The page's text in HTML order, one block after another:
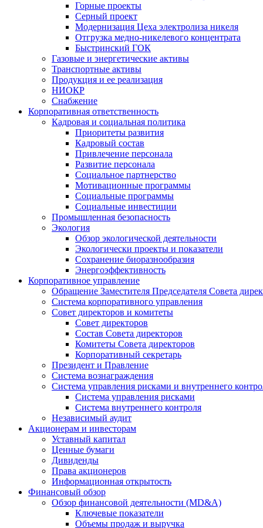
Горные проекты
Серный проект
Модернизация Цеха электролиза никеля
Отгрузка медно-никелевого концентрата
Быстринский ГОК
Газовые и энергетические активы
Транспортные активы
Продукция и ее реализация
НИОКР
Снабжение
Корпоративная ответственность
Кадровая и социальная политика
Приоритеты развития
Кадровый состав
Привлечение персонала
Развитие персонала
Социальное партнерство
Мотивационные программы
Социальные программы
Социальные инвестиции
Промышленная безопасность
Экология
Обзор экологической деятельности
Экологически проекты и показатели
Сохранение биоразнообразия
Энергоэффективность
Корпоративное управление
Обращение Заместителя Председателя Совета
Система корпоративного управления
Совет директоров и комитеты
Совет директоров
Состав Совета директоров
Комитеты Совета директоров
Корпоративный секретарь
Президент и Правление
Система вознаграждения
Система управления рисками и внутреннего
Система управления рисками
Система внутреннего контроля
Независимый аудит
Акционерам и инвесторам
Уставный капитал
Ценные бумаги
Дивиденды
Права акционеров
Информационная открытость
Финансовый обзор
Обзор финансовой деятельности (MD&A)
Ключевые показатели
Объемы продаж и выручка